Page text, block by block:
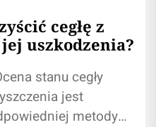
cegłę z
uszkodzenia?
stanu cegły
jest
metody